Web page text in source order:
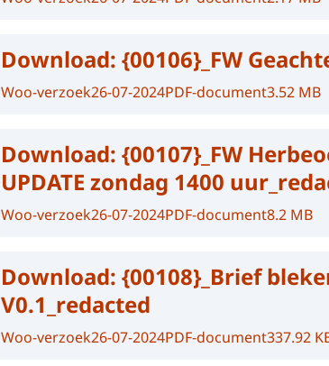
Download: {00106}_FW
Woo-verzoek26-07-2024PDF-document3.52 MB
Download: {00107}_FW
UPDATE zondag 1400
Woo-verzoek26-07-2024PDF-document8.2 MB
Download: {00108}_Brief
V0.1_redacted
Woo-verzoek26-07-2024PDF-document337.92